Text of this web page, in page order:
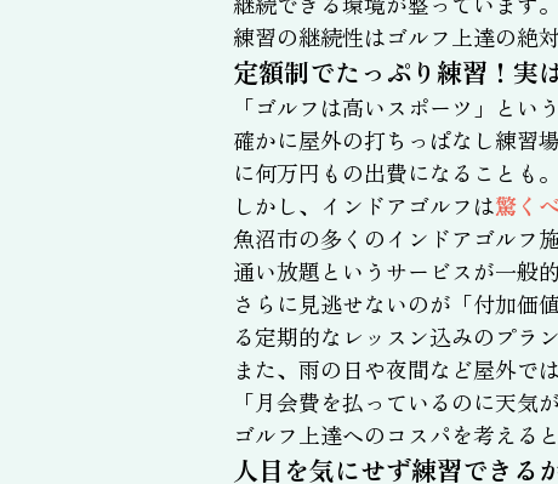
練習の継続性はゴルフ上達の絶
定額制でたっぷり練習！実
「ゴルフは高いスポーツ」とい
確かに屋外の打ちっぱなし練習
に何万円もの出費になることも。
しかし、インドアゴルフは驚く
魚沼市の多くのインドアゴルフ
通い放題というサービスが一般
さらに見逃せないのが「付加価
る定期的なレッスン込みのプラ
また、雨の日や夜間など屋外で
「月会費を払っているのに天
ゴルフ上達へのコスパを考える
人目を気にせず練習できる